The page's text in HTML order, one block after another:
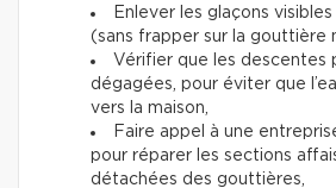
Enlever les glaçons
(sans frapper sur la gouttière
Vérifier que les descentes
dégagées, pour éviter que
vers la maison,
Faire appel à une
pour réparer les sections
détachées des gouttières,